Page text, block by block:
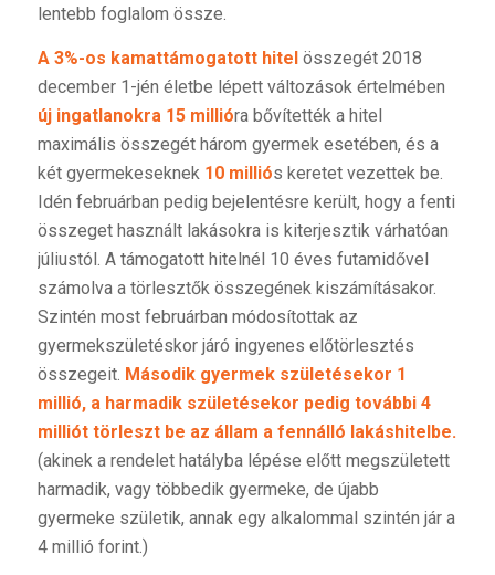
lentebb foglalom össze.
A 3%-os kamattámogatott hitelösszegét 2018
december 1-jén életbe lépett változások értelmében
új ingatlanokra 15 millióra bővítették a hitel
maximális összegét három gyermek esetében, és a
két gyermekeseknek 10 milliós keretet vezettek be.
Idén februárban pedig bejelentésre került, hogy a fenti
összeget használt lakásokra is kiterjesztik várhatóan
júliustól. A támogatott hitelnél 10 éves futamidővel
számolva a törlesztők összegének kiszámításakor.
Szintén most februárban módosítottak az
gyermekszületéskor járó ingyenes előtörlesztés
összegeit. Második gyermek születésekor 1
millió, a harmadik születésekor pedig további 4
milliót törleszt be az állam a fennálló lakáshitelbe.
(akinek a rendelet hatályba lépése előtt megszületett
harmadik, vagy többedik gyermeke, de újabb
gyermeke születik, annak egy alkalommal szintén jár a
4 millió forint.)